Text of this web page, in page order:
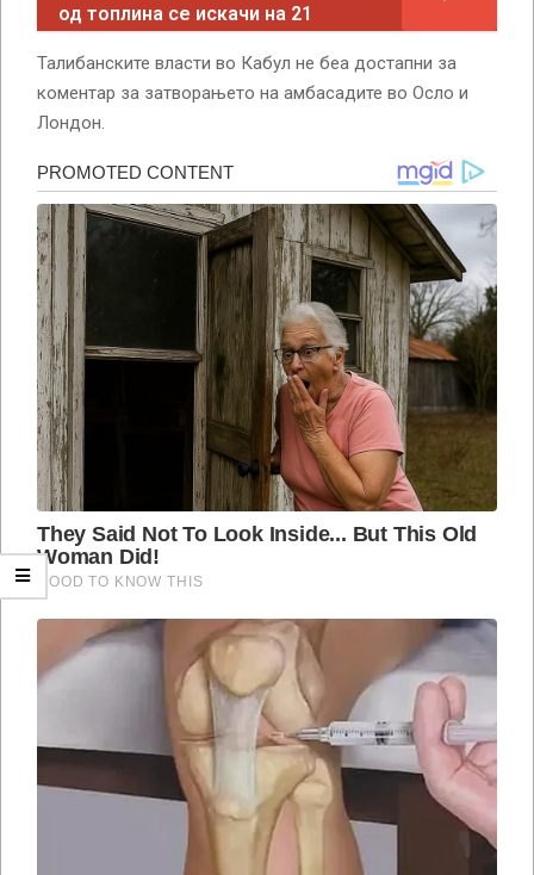
од топлина се искачи на 21
Талибанските власти во Кабул не беа достапни за
коментар за затворањето на амбасадите во Осло и
Лондон.